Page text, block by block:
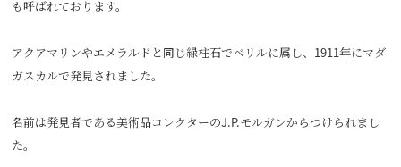
も呼ばれております。
アクアマリンやエメラルドと同じ緑柱石でベリルに属し、1911年にマダ
ガスカルで発見されました。
名前は発見者である美術品コレクターのJ.P.モルガンからつけられまし
た。